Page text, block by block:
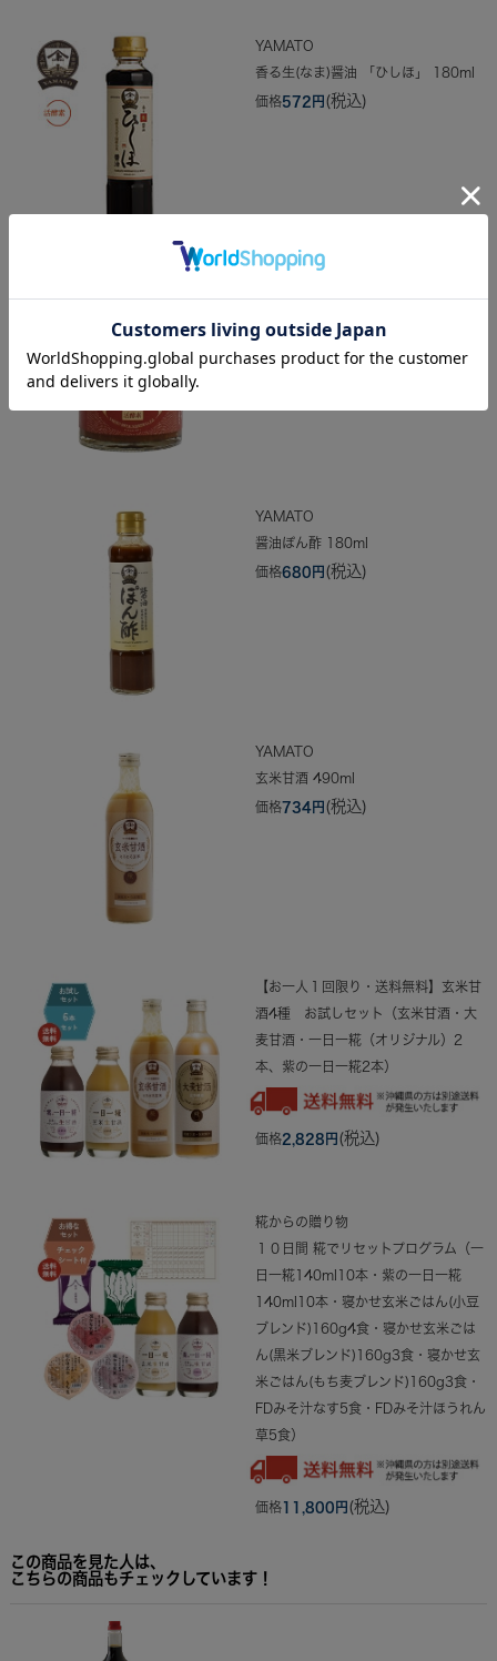
YAMATO
香る生(なま)醤油 「ひしほ」 180ml
価格572円 (税込)
価格486円(税込)
YAMATO
醤油ぽん酢 180ml
価格680円 (税込)
YAMATO
玄米甘酒 490ml
価格734円 (税込)
【お一人１回限り・送料無料】玄米甘
酒4種 お試しセット（玄米甘酒・大
麦甘酒・一日一糀（オリジナル）2
本、紫の一日一糀2本）
価格2,828円 (税込)
糀からの贈り物
１０日間 糀でリセットプログラム（一
日一糀140ml10本・紫の一日一糀
140ml10本・寝かせ玄米ごはん(小豆
ブレンド)160g4食・寝かせ玄米ごは
ん(黒米ブレンド)160g3食・寝かせ玄
米ごはん(もち麦ブレンド)160g3食・
FDみそ汁なす5食・FDみそ汁ほうれん
草5食）
価格11,800円 (税込)
この商品を見た人は、
こちらの商品もチェックしています！